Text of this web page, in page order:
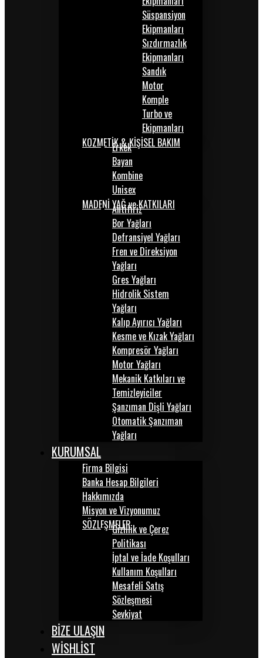
Süspansiyon
Ekipmanları
Sızdırmazlık
Ekipmanları
Sandık
Motor
Komple
Turbo ve
Ekipmanları
KOZMETİK & KİŞİSEL BAKIM
Erkek
Bayan
Kombine
Unisex
MADENİ YAĞ ve KATKILARI
Antifiriz
Bor Yağları
Defransiyel Yağları
Fren ve Direksiyon
Yağları
Gres Yağları
Hidrolik Sistem
Yağları
Kalıp Ayırıcı Yağları
Kesme ve Kızak Yağları
Kompresör Yağları
Motor Yağları
Mekanik Katkıları ve
Temizleyiciler
Şanzıman Dişli Yağları
Otomatik Şanzıman
Yağları
KURUMSAL
Firma Bilgisi
Banka Hesap Bilgileri
Hakkımızda
Misyon ve Vizyonumuz
SÖZLEŞMELERGizlilik ve Çerez
Politikası
İptal ve İade Koşulları
Kullanım Koşulları
Mesafeli Satış
Sözleşmesi
Sevkiyat
BİZE ULAŞIN
WISHLIST